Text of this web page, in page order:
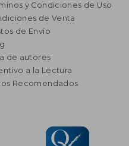
y Condiciones de Uso
de Venta
de Envío
de autores
a la Lectura
Recomendados